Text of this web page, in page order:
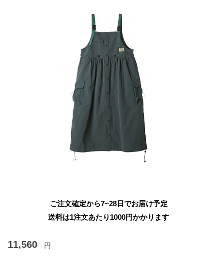
ご注文確定から7~28日でお届け予定
送料は1注文あたり 1000円かかります
11,560 円